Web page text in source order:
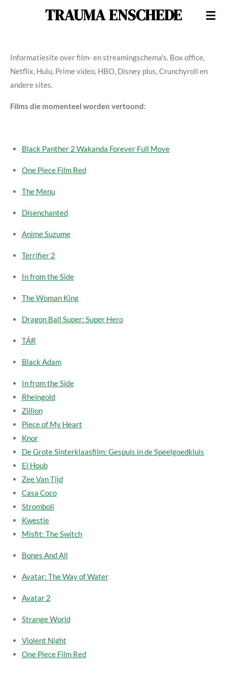
TRAUMA ENSCHEDE
Informatiesite over film- en streamingschema's. Box office,
Netflix, Hulu, Prime video, HBO, Disney plus, Crunchyroll en
andere sites.
Films die momenteel worden vertoond:
Black Panther 2 Wakanda Forever Full Move
One Piece Film Red
The Menu
Disenchanted
Anime Suzume
Terrifier 2
In from the Side
The Woman King
Dragon Ball Super: Super Hero
TÁR
Black Adam
In from the Side
Rheingold
Zillion
Piece of My Heart
Knor
De Grote Sinterklaasfilm: Gespuis in de Speelgoedkluis
El Houb
Zee Van Tijd
Casa Coco
Stromboli
Kwestie
Misfit: The Switch
Bones And All
Avatar: The Way of Water
Avatar 2
Strange World
Violent Night
One Piece Film Red